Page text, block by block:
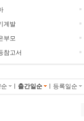
계발
부모
참고서
ㅣ 출간일순 ㅣ 등록일순